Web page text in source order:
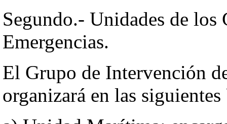
Segundo.- Unidades de
Emergencias.
El Grupo de Intervención
organizará en las